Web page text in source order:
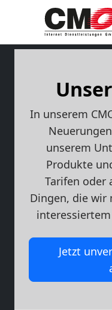
In unserem
unserem
Produkte
Tarifen oder
Dingen, die wir
Jetzt